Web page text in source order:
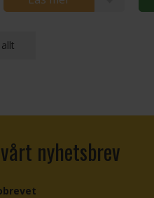
nyhetsbrev